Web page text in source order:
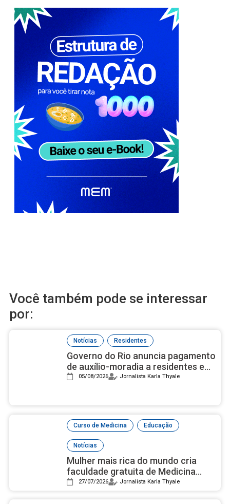
Você também pode se interessar
por:
Notícias , Residentes
Governo do Rio anuncia pagamento
de auxílio-moradia a residentes em
setembro
05/08/2026 Jornalista Karla Thyale
Curso de Medicina , Educação
Notícias
Mulher mais rica do mundo cria
faculdade gratuita de Medicina
com campus luxuoso nos EUA
27/07/2026 Jornalista Karla Thyale